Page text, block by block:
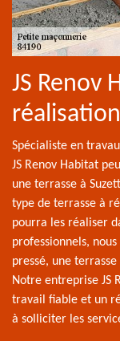
JS Renov
Spécialiste en
JS Renov Habitat
une terrasse à
type de terrasse à
pourra les réaliser
professionnels,
pressé, une
Notre entreprise JS
travail fiable et un
à solliciter les